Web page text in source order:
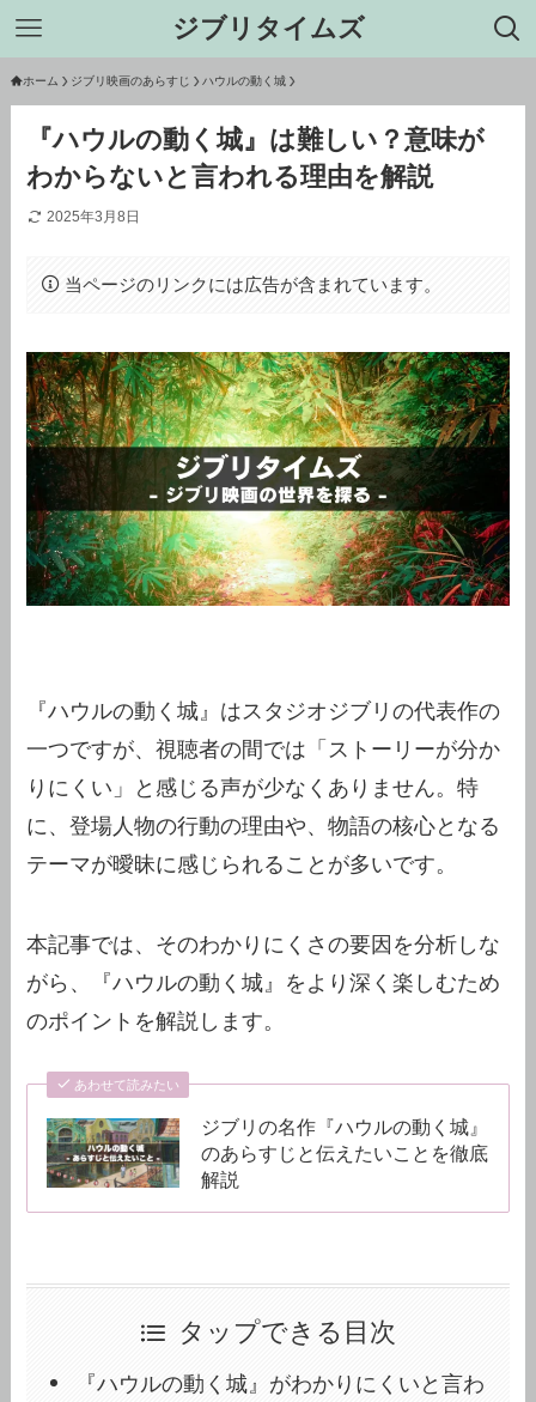
ジブリタイムズ
ホーム ジブリ映画のあらすじ ハウルの動く城
『ハウルの動く城』は難しい？意味が
わからないと言われる理由を解説
2025年3月8日
当ページのリンクには広告が含まれています。
『ハウルの動く城』はスタジオジブリの代表作の
一つですが、視聴者の間では「ストーリーが分か
りにくい」と感じる声が少なくありません。特
に、登場人物の行動の理由や、物語の核心となる
テーマが曖昧に感じられることが多いです。
本記事では、そのわかりにくさの要因を分析しな
がら、『ハウルの動く城』をより深く楽しむため
のポイントを解説します。
あわせて読みたい
ジブリの名作『ハウルの動く城』
のあらすじと伝えたいことを徹底
解説
タップできる目次
『ハウルの動く城』がわかりにくいと言わ